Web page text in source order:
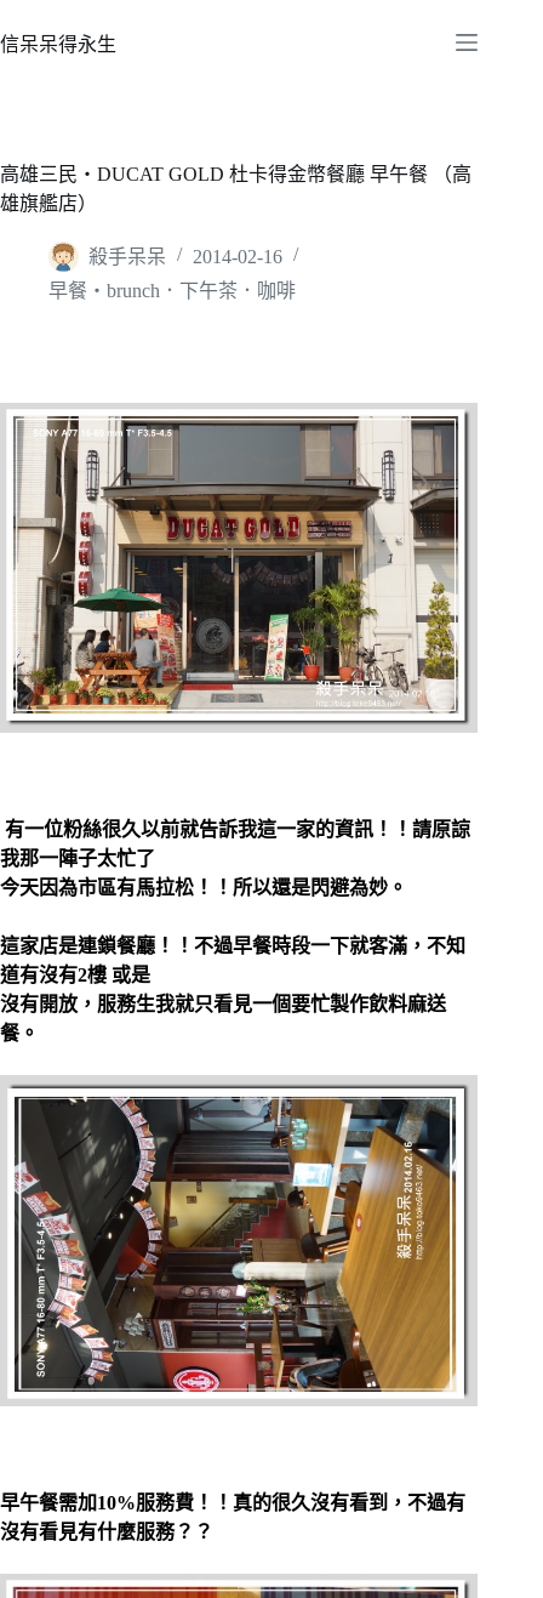
至
容
信呆呆得永生
高雄三民‧DUCAT GOLD 杜卡得金幣餐廳 早午餐 （高
雄旗艦店）
殺手呆呆
2014-02-16
早餐‧brunch．下午茶．咖啡
有一位粉絲很久以前就告訴我這一家的資訊！！請原諒
我那一陣子太忙了
今天因為市區有馬拉松！！所以還是閃避為妙。
這家店是連鎖餐廳！！不過早餐時段一下就客滿，不知
道有沒有2樓 或是
沒有開放，服務生我就只看見一個要忙製作飲料麻送
餐。
早午餐需加10%服務費！！真的很久沒有看到，不過有
沒有看見有什麼服務？？